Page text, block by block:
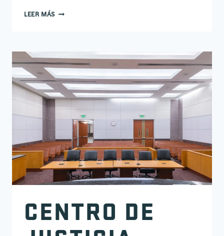
LEER MÁS CENTRO DE DETENCIÓN PARA ADULTOS DEL
CENTRO DE